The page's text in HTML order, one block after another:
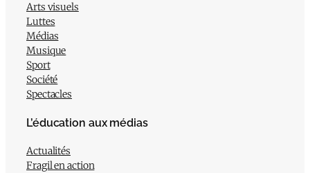
Arts visuels
Luttes
Médias
Musique
Sport
Société
Spectacles
L’éducation aux médias
Actualités
Fragil en action